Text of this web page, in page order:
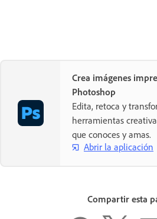
Crea imágenes
Photoshop
Edita, retoca y
herramientas
que conoces y amas.
Abrir la aplicación
Compartir esta